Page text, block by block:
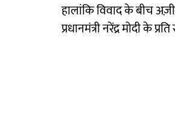
हालांकि विवाद के बीच
प्रधानमंत्री नरेंद्र मोदी के